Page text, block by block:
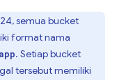
, semua bucket
format nama
. Setiap bucket
tersebut memiliki